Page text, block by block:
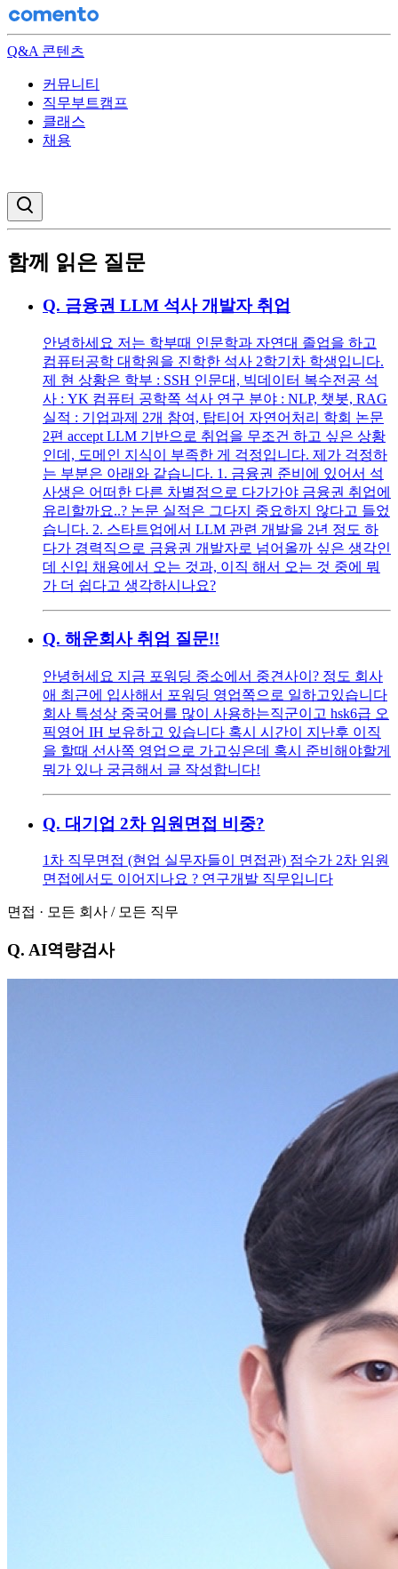
Q&A 콘텐츠
커뮤니티
직무부트캠프
클래스
채용
함께 읽은 질문
Q. 금융권 LLM 석사 개발자 취업
안녕하세요 저는 학부때 인문학과 자연대 졸업을 하고
컴퓨터공학 대학원을 진학한 석사 2학기차 학생입니다.
제 현 상황은 학부 : SSH 인문대, 빅데이터 복수전공 석
사 : YK 컴퓨터 공학쪽 석사 연구 분야 : NLP, 챗봇, RAG
실적 : 기업과제 2개 참여, 탑티어 자연어처리 학회 논문
2편 accept LLM 기반으로 취업을 무조건 하고 싶은 상황
인데, 도메인 지식이 부족한 게 걱정입니다. 제가 걱정하
는 부분은 아래와 같습니다. 1. 금융권 준비에 있어서 석
사생은 어떠한 다른 차별점으로 다가가야 금융권 취업에
유리할까요..? 논문 실적은 그다지 중요하지 않다고 들었
습니다. 2. 스타트업에서 LLM 관련 개발을 2년 정도 하
다가 경력직으로 금융권 개발자로 넘어올까 싶은 생각인
데 신입 채용에서 오는 것과, 이직 해서 오는 것 중에 뭐
가 더 쉽다고 생각하시나요?
Q. 해운회사 취엄 질문!!
안녕허세요 지금 포워딩 중소에서 중견사이? 정도 회사
애 최근에 입사해서 포워딩 영업쪽으로 일하고있습니다
회사 특성상 중국어를 많이 사용하는직군이고 hsk6급 오
픽영어 IH 보유하고 있습니다 혹시 시간이 지난후 이직
을 할때 선사쪽 영업으로 가고싶은데 혹시 준비해야할게
뭐가 있나 궁금해서 글 작성합니다!
Q. 대기업 2차 임원면접 비중?
1차 직무면접 (현업 실무자들이 면접관) 점수가 2차 임원
면접에서도 이어지나요 ? 연구개발 직무입니다
면접 · 모든 회사 / 모든 직무
Q. AI역량검사